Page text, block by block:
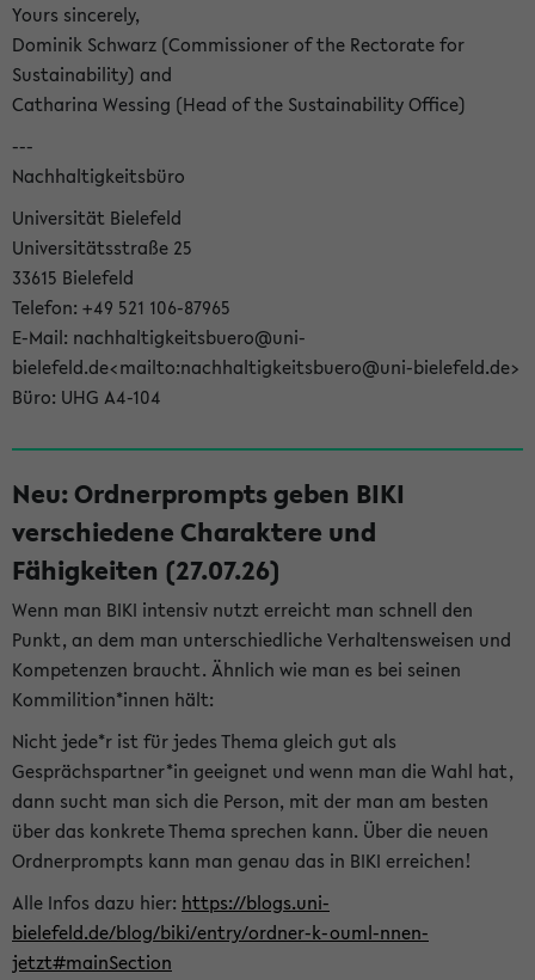
Yours sincerely,
Dominik Schwarz (Commissioner of the Rectorate for
Sustainability) and
Catharina Wessing (Head of the Sustainability Office)
---
Nachhaltigkeitsbüro
Universität Bielefeld
Universitätsstraße 25
33615 Bielefeld
Telefon: +49 521 106-87965
E-Mail: nachhaltigkeitsbuero@uni-
bielefeld.de<mailto:nachhaltigkeitsbuero@uni-bielefeld.de>
Büro: UHG A4-104
Neu: Ordnerprompts geben BIKI
verschiedene Charaktere und
Fähigkeiten (27.07.26)
Wenn man BIKI intensiv nutzt erreicht man schnell den
Punkt, an dem man unterschiedliche Verhaltensweisen und
Kompetenzen braucht. Ähnlich wie man es bei seinen
Kommilition*innen hält:
Nicht jede*r ist für jedes Thema gleich gut als
Gesprächspartner*in geeignet und wenn man die Wahl hat,
dann sucht man sich die Person, mit der man am besten
über das konkrete Thema sprechen kann. Über die neuen
Ordnerprompts kann man genau das in BIKI erreichen!
Alle Infos dazu hier: https://blogs.uni-
bielefeld.de/blog/biki/entry/ordner-k-ouml-nnen-
jetzt#mainSection